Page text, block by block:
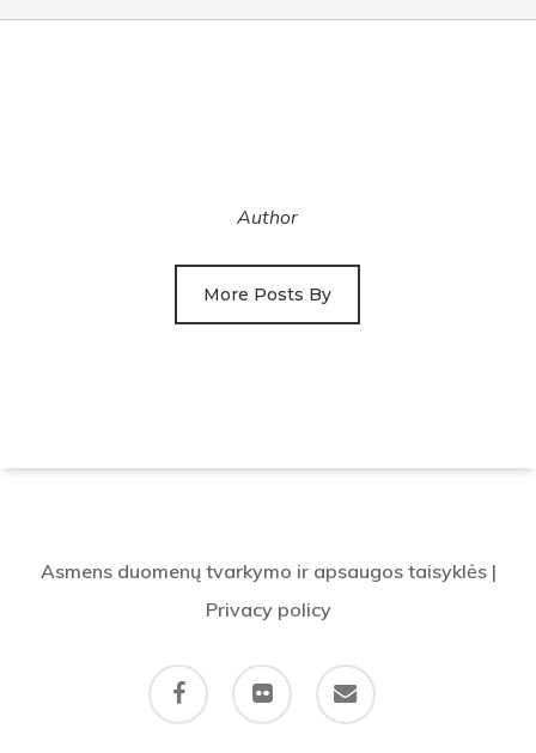
Author
More Posts By
Asmens duomenų tvarkymo ir apsaugos taisyklės|
Privacy policy
facebook flickr email